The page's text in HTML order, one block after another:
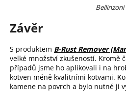
Bellinzoni
Závěr
S produktem B-Rust Remover
velké množství zkušeností. Kromě
případů jsme ho aplikovali i na
kotven méně kvalitními kotvami.
kamene na povrch a bylo nutné ji